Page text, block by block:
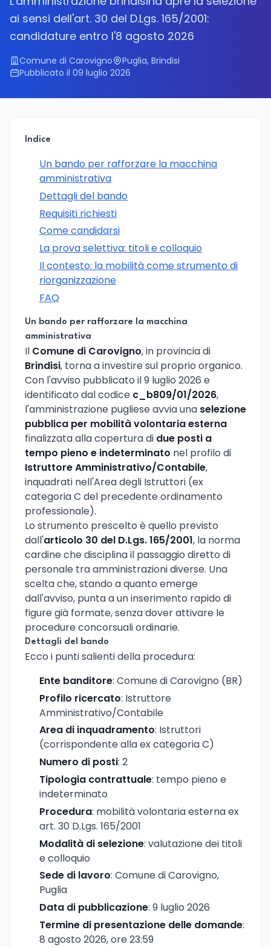
ai sensi dell'art. 30 del D.Lgs. 165/2001:
candidature entro l'8 agosto 2026
Comune di Carovigno
Puglia, Brindisi
Pubblicato il 09 luglio 2026
Indice
Un bando per rafforzare la macchina
amministrativa
Dettagli del bando
Requisiti richiesti
Come candidarsi
La prova selettiva: titoli e colloquio
Il contesto: la mobilità come strumento di
riorganizzazione
FAQ
Un bando per rafforzare la macchina
amministrativa
Il Comune di Carovigno, in provincia di
Brindisi, torna a investire sul proprio organico.
Con l'avviso pubblicato il 9 luglio 2026 e
identificato dal codice c_b809/01/2026,
l'amministrazione pugliese avvia una selezione
pubblica per mobilità volontaria esterna
finalizzata alla copertura di due posti a
tempo pieno e indeterminato nel profilo di
Istruttore Amministrativo/Contabile,
inquadrati nell'Area degli Istruttori (ex
categoria C del precedente ordinamento
professionale).
Lo strumento prescelto è quello previsto
dall'articolo 30 del D.Lgs. 165/2001, la norma
cardine che disciplina il passaggio diretto di
personale tra amministrazioni diverse. Una
scelta che, stando a quanto emerge
dall'avviso, punta a un inserimento rapido di
figure già formate, senza dover attivare le
procedure concorsuali ordinarie.
Dettagli del bando
Ecco i punti salienti della procedura:
Ente banditore: Comune di Carovigno (BR)
Profilo ricercato: Istruttore
Amministrativo/Contabile
Area di inquadramento: Istruttori
(corrispondente alla ex categoria C)
Numero di posti: 2
Tipologia contrattuale: tempo pieno e
indeterminato
Procedura: mobilità volontaria esterna ex
art. 30 D.Lgs. 165/2001
Modalità di selezione: valutazione dei titoli
e colloquio
Sede di lavoro: Comune di Carovigno,
Puglia
Data di pubblicazione: 9 luglio 2026
Termine di presentazione delle domande:
8 agosto 2026, ore 23:59